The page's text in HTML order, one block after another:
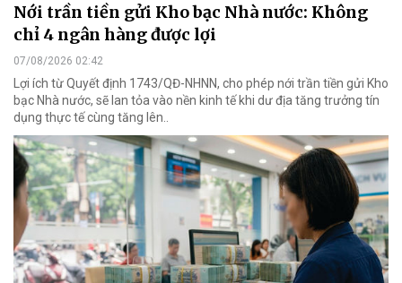
Nới trần tiền gửi Kho bạc Nhà nước: Không
chỉ 4 ngân hàng được lợi
07/08/2026 02:42
Lợi ích từ Quyết định 1743/QĐ-NHNN, cho phép nới trần tiền gửi Kho
bạc Nhà nước, sẽ lan tỏa vào nền kinh tế khi dư địa tăng trưởng tín
dụng thực tế cùng tăng lên..